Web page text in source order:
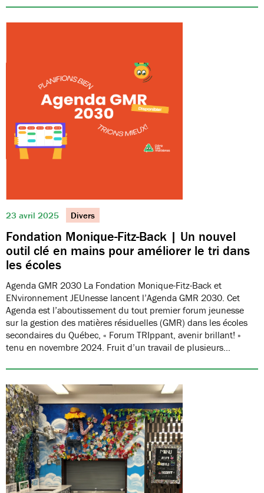
23 avril 2025 Divers
Fondation Monique-Fitz-Back | Un nouvel
outil clé en mains pour améliorer le tri dans
les écoles
Agenda GMR 2030 La Fondation Monique-Fitz-Back et
ENvironnement JEUnesse lancent l’Agenda GMR 2030. Cet
Agenda est l’aboutissement du tout premier forum jeunesse
sur la gestion des matières résiduelles (GMR) dans les écoles
secondaires du Québec, « Forum TRIppant, avenir brillant! »
tenu en novembre 2024. Fruit d’un travail de plusieurs…